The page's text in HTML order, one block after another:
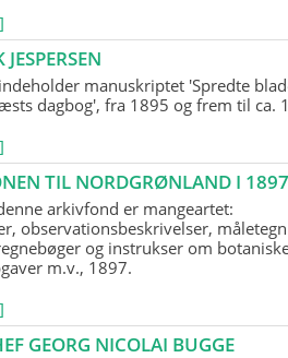
manuskriptet 'Spredte
dagbog', fra 1895 og frem til ca.
TIL NORDGRØNLAND I
arkivfond er mangeartet:
observationsbeskrivelser,
og instrukser om
m.v., 1897.
GEORG NICOLAI BUGGE